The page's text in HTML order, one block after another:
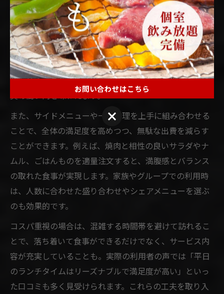
焼肉をコスパ良く楽しむためには、まず自分の食べたい
部位や量を明確にすることが重要です。特に香川県はブ
ランド牛や多彩な一品料理が揃うため、予算と満足度の
バランスを意識しましょう。地元の焼肉店では、セット
メニューや期間限定のお得なコースが提供されている場
合も多く、これらを活用することでコストを抑えながら
質の高い肉を味わえます。
また、サイドメニューや一品料理を上手に組み合わせる
ことで、全体の満足度を高めつつ、無駄な出費を減らす
ことができます。例えば、焼肉と相性の良いサラダやナ
ムル、ごはんものを適量注文すると、満腹感とバランス
の取れた食事が実現します。家族やグループでの利用時
は、人数に合わせた盛り合わせやシェアメニューを選ぶ
のも効果的です。
コスパ重視の場合は、混雑する時間帯を避けて訪れるこ
とで、落ち着いて食事ができるだけでなく、サービス内
容が充実していることも。実際の利用者の声では「平日
のランチタイムはリーズナブルで満足度が高い」といっ
た口コミも多く見受けられます。これらの工夫を取り入
お問い合わせはこちら
お問い合わせはこちら